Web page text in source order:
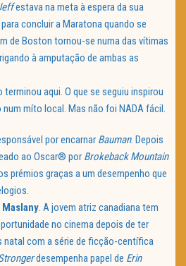
estava na meta à espera da sua
concluir a Maratona quando se
de Boston tornou-se numa das vítimas
à amputação de ambas as
terminou aqui. O que se seguiu inspirou
míto local. Mas não foi NADA fácil.
por encarnar Bauman. Depois
ao Oscar® por Brokeback Mountain
prémios graças a um desempenho que
. A jovem atriz canadiana tem
no cinema depois de ter
natal com a série de ficção-centífica
desempenha papel de Erin